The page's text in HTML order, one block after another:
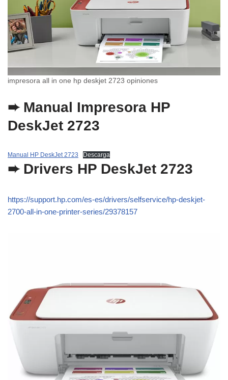
impresora all in one hp deskjet 2723 opiniones
➨ Manual Impresora HP
DeskJet 2723
Manual HP DeskJet 2723 Descarga
➨ Drivers HP DeskJet 2723
https://support.hp.com/es-es/drivers/selfservice/hp-deskjet-
2700-all-in-one-printer-series/29378157